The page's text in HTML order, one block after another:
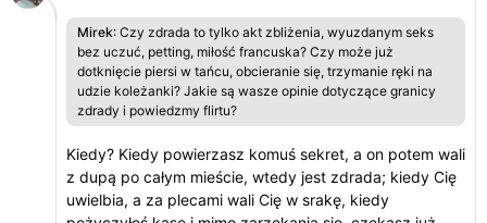
Mirek: Czy zdrada to tylko akt zbliżenia, wyuzdanym seks
bez uczuć, petting, miłość francuska? Czy może już
dotknięcie piersi w tańcu, obcieranie się, trzymanie ręki na
udzie koleżanki? Jakie są wasze opinie dotyczące granicy
zdrady i powiedzmy flirtu?
Kiedy? Kiedy powierzasz komuś sekret, a on potem wali
z dupą po całym mieście, wtedy jest zdrada; kiedy Cię
uwielbia, a za plecami wali Cię w srakę, kiedy